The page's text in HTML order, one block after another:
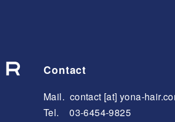
Contact
Mail. contact [at] yona-
Tel. 03-6454-9825